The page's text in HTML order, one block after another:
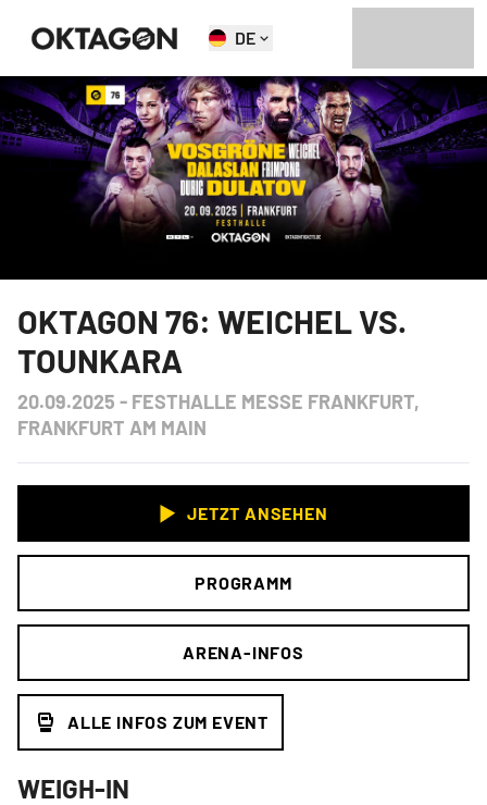
DE
OKTAGON 76: WEICHEL VS.
TOUNKARA
20.09.2025 - FESTHALLE MESSE FRANKFURT,
FRANKFURT AM MAIN
JETZT ANSEHEN
PROGRAMM
ARENA-INFOS
ALLE INFOS ZUM EVENT
WEIGH-IN